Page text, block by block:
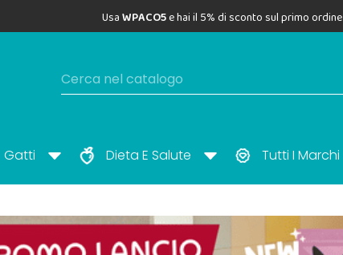
UsaWPACO5e hai il 5% di sconto sul primo ordine
Gatti Dieta E Salute Tutti I Marchi